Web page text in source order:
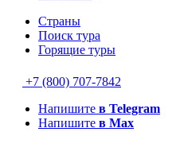
Страны
Поиск тура
Горящие туры
+7 (800) 707-7842
Напишите в Telegram
Напишите в Max